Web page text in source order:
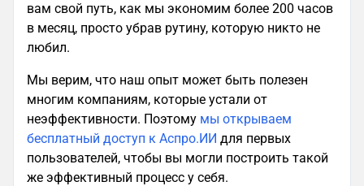
вам свой путь, как мы экономим более 200 часов
в месяц, просто убрав рутину, которую никто не
любил.
Мы верим, что наш опыт может быть полезен
многим компаниям, которые устали от
неэффективности. Поэтому мы открываем
бесплатный доступ к Аспро.ИИ для первых
пользователей, чтобы вы могли построить такой
же эффективный процесс у себя.